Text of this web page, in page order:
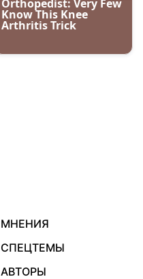
МНЕНИЯ
СПЕЦТЕМЫ
АВТОРЫ